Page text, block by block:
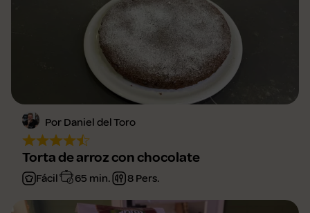
Por Daniel del Toro
Torta de arroz con chocolate
Fácil 65 min. 8 Pers.